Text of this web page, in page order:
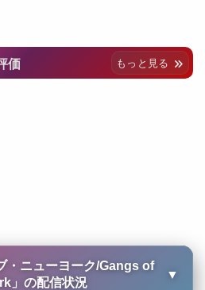
価 もっと見る
・ニューヨーク/Gangs of
」の配信状況
▼